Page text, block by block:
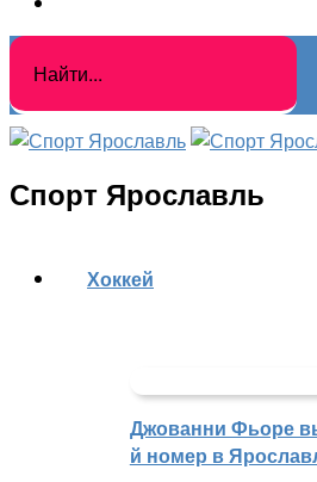
Спорт Ярославль
Хоккей
Джованни Фьоре
й номер в